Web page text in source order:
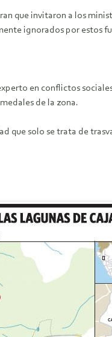
que invitaron a los
ignorados por estos
en conflictos
de la zona.
que solo se trata de